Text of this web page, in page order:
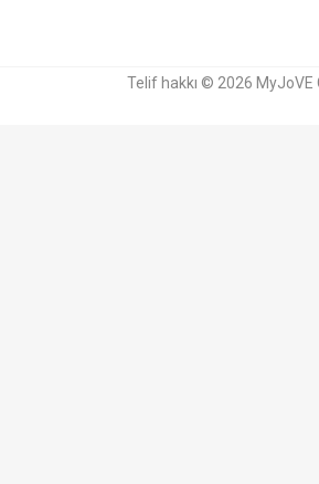
Telif hakkı © 2026 MyJoVE